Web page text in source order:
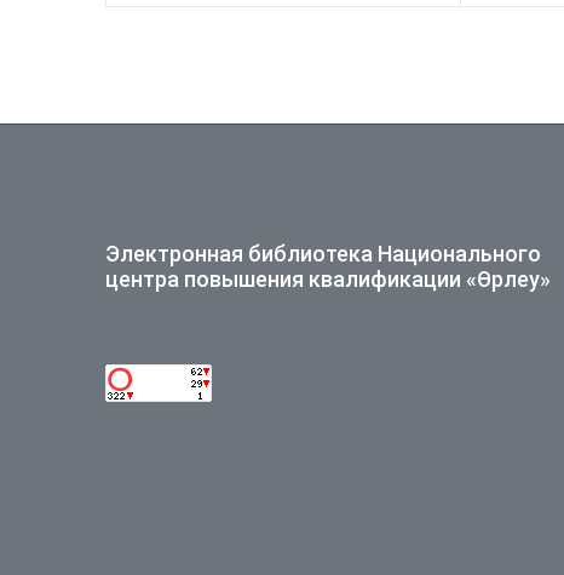
Электронная библиотека Национального
центра повышения квалификации «Өрлеу»